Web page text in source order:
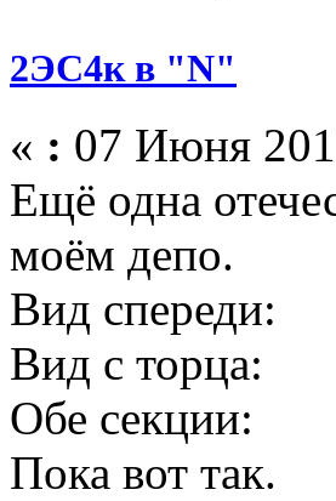
2ЭС4к в "N"
« : 07 Июня
Ещё одна
моём депо.
Вид спереди:
Вид с торца:
Обе секции:
Пока вот так.